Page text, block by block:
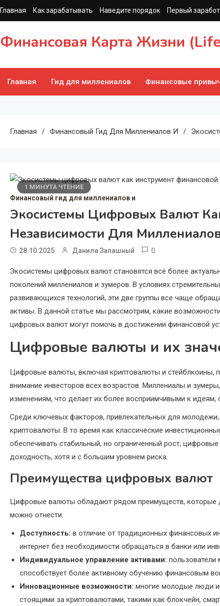
Перейти
к
Главная Как зарабатывать Наведите порядок Первый
Финансовая Карта Жизни
Главная Гид для миллениалов Финансовые
Главная Финансовый Гид Для Миллениалов И
1 МИНУТА ЧТЕНИЕ
Финансовый гид для миллениалов и
Экосистемы Цифровых Валют
Независимости Для
28.10.2025 Данила Запашный 0
Экосистемы цифровых валют становятся всё более
поколений миллениалов и зумеров. В условиях
развивающихся технологий, эти две группы все чаще
активы. В данной статье мы рассмотрим, какие
цифровых валют могут помочь в достижении финансовой
Цифровые валюты и их
Цифровые валюты, включая криптовалюты и стейблкоины,
внимание инвесторов всех возрастов. Миллениалы и
изменениям, что делает их более восприимчивыми к
Среди ключевых факторов, привлекательных для
криптовалюты. В то время как классические
обеспечивать стабильный, но ограниченный рост,
доходность, хотя и с большим уровнем риска.
Преимущества цифровых валют
Цифровые валюты обладают рядом преимуществ, которые
можно отнести:
Доступность: в отличие от традиционных финансовых
интернет без необходимости обращаться в банки или
Индивидуальное управление активами: пользователи
способствует более активному обучению финансовым
Инновационные возможности: многие молодые люди
стоящими за криптовалютами, такими как блокчейн,